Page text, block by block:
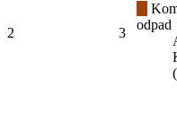
2 3
odpad